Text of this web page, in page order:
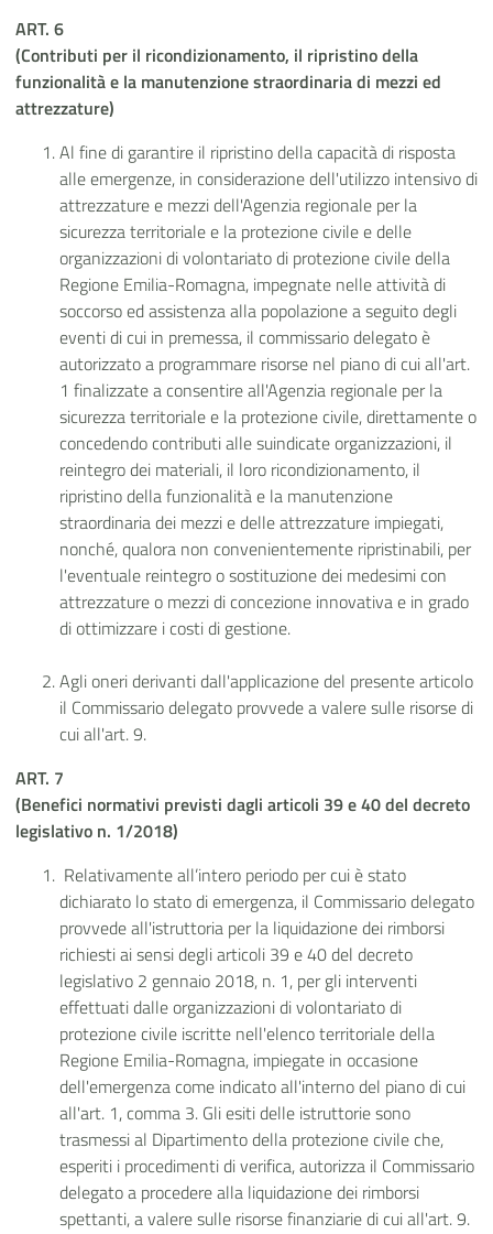
ART. 6
(Contributi per il ricondizionamento, il ripristino della
funzionalità e la manutenzione straordinaria di mezzi ed
attrezzature)
Al fine di garantire il ripristino della capacità di risposta
alle emergenze, in considerazione dell'utilizzo intensivo di
attrezzature e mezzi dell'Agenzia regionale per la
sicurezza territoriale e la protezione civile e delle
organizzazioni di volontariato di protezione civile della
Regione Emilia-Romagna, impegnate nelle attività di
soccorso ed assistenza alla popolazione a seguito degli
eventi di cui in premessa, il commissario delegato è
autorizzato a programmare risorse nel piano di cui all'art.
1 finalizzate a consentire all'Agenzia regionale per la
sicurezza territoriale e la protezione civile, direttamente o
concedendo contributi alle suindicate organizzazioni, il
reintegro dei materiali, il loro ricondizionamento, il
ripristino della funzionalità e la manutenzione
straordinaria dei mezzi e delle attrezzature impiegati,
nonché, qualora non convenientemente ripristinabili, per
l'eventuale reintegro o sostituzione dei medesimi con
attrezzature o mezzi di concezione innovativa e in grado
di ottimizzare i costi di gestione.
Agli oneri derivanti dall'applicazione del presente articolo
il Commissario delegato provvede a valere sulle risorse di
cui all'art. 9.
ART. 7
(Benefici normativi previsti dagli articoli 39 e 40 del decreto
legislativo n. 1/2018)
Relativamente all’intero periodo per cui è stato
dichiarato lo stato di emergenza, il Commissario delegato
provvede all'istruttoria per la liquidazione dei rimborsi
richiesti ai sensi degli articoli 39 e 40 del decreto
legislativo 2 gennaio 2018, n. 1, per gli interventi
effettuati dalle organizzazioni di volontariato di
protezione civile iscritte nell'elenco territoriale della
Regione Emilia-Romagna, impiegate in occasione
dell'emergenza come indicato all'interno del piano di cui
all'art. 1, comma 3. Gli esiti delle istruttorie sono
trasmessi al Dipartimento della protezione civile che,
esperiti i procedimenti di verifica, autorizza il Commissario
delegato a procedere alla liquidazione dei rimborsi
spettanti, a valere sulle risorse finanziarie di cui all'art. 9.